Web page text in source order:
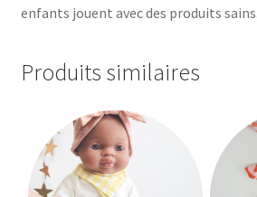
enfants jouent avec des produits sains.
Produits similaires